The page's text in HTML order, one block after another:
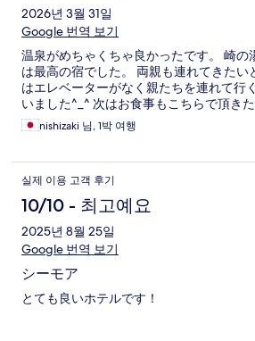
2026년 3월 31일
Google 번역 보기
温泉がめちゃくちゃ良かったです。 崎の
は最高の宿でした。 両親も連れてきたい
はエレベーターがなく親たちを連れて行
いました^_^ 次はお食事もこちらで頂きた
nishizaki 님, 1박 여행
실제 이용 고객 후기
10/10 - 최고예요
2025년 8월 25일
Google 번역 보기
シーモア
とても良いホテルです！